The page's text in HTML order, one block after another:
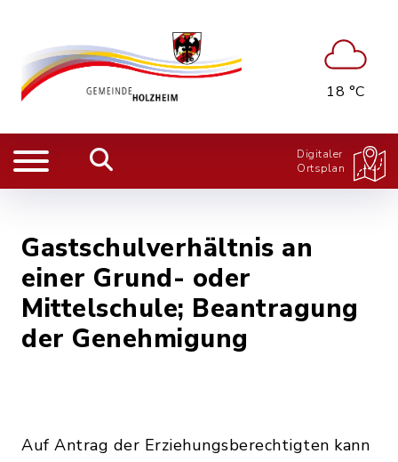
18 °C
Digitaler
Ortsplan
Gastschulverhältnis an
einer Grund- oder
Mittelschule; Beantragung
der Genehmigung
Auf Antrag der Erziehungsberechtigten kann